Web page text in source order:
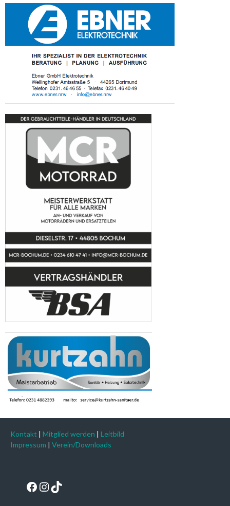
Kontakt | Mitglied werden | Leitbild
Impressum | Verein/Downloads
Facebook
Instagram
TikTok